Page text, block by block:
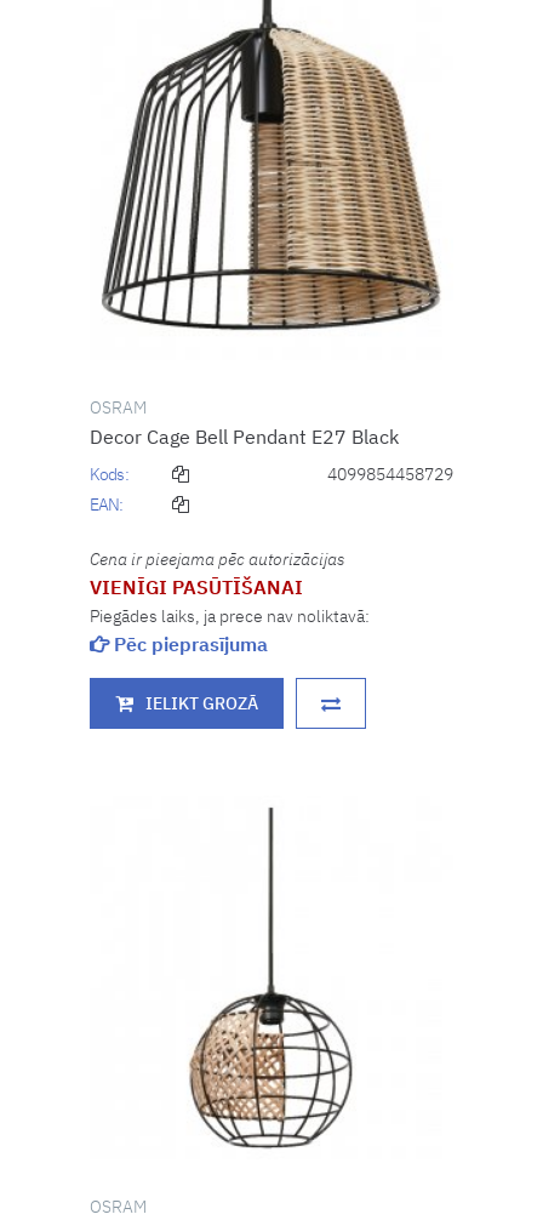
OSRAM
Decor Cage Bell Pendant E27 Black
Kods:
4099854458729
EAN:
Cena ir pieejama pēc autorizācijas
VIENĪGI PASŪTĪŠANAI
Piegādes laiks, ja prece nav noliktavā:
Pēc pieprasījuma
IELIKT GROZĀ
OSRAM